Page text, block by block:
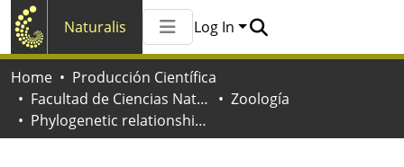
Naturalis
All of Naturalis
Log In
Home
Producción Científica
Facultad de Ciencias Naturales y Museo
Zoología
Phylogenetic relationships of the enigmatic Carlastyanax aurocaudatus (Eigenmann) with remarks on the phylogeny of the Stevardiinae (Teleostei: Characidae